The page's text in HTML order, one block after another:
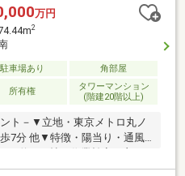
を設置(一部有償)▼住戸の特
率的な間取り・顔を合わせや
計・2ヶ所の納戸等、随所に
放感のあるワイドスパンバル
苑の緑が望めます(天候によ
しをお手伝いします
細・ご相談はお気軽にお問
万円
2
駐車場あり 角部屋
所有権
タワーマンション
(階建20階以上)
ト－▼立地・東京メトロ丸ノ
7分 他▼特徴・陽当り・通風
は約16.9帖・作業効率の良いL
玄関にSIC、各洋室に収納